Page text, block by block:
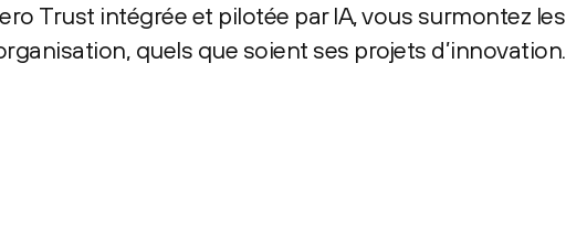
Trust intégrée et pilotée par IA, vous surmontez les
quels que soient ses projets d’innovation.